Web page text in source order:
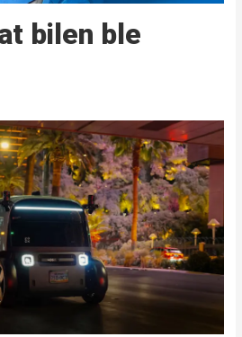
bilen ble